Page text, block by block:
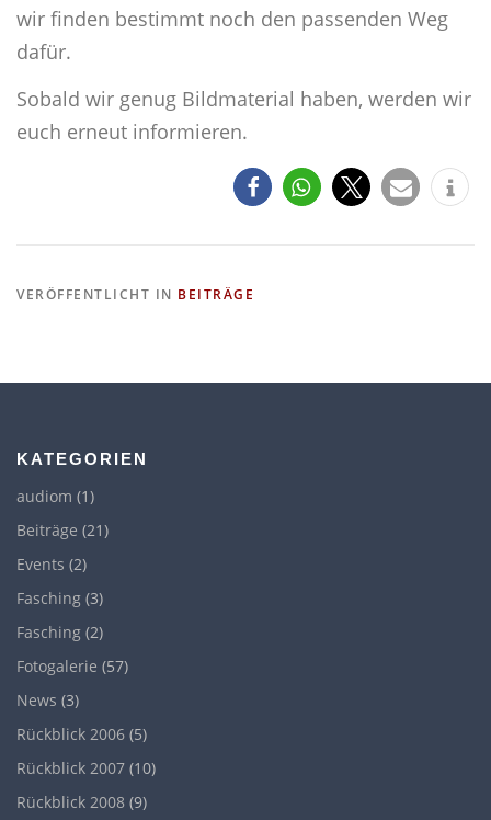
wir finden bestimmt noch den passenden Weg
dafür.
Sobald wir genug Bildmaterial haben, werden wir
euch erneut informieren.
VERÖFFENTLICHT IN BEITRÄGE
KATEGORIEN
audiom (1)
Beiträge (21)
Events (2)
Fasching (3)
Fasching (2)
Fotogalerie (57)
News (3)
Rückblick 2006 (5)
Rückblick 2007 (10)
Rückblick 2008 (9)